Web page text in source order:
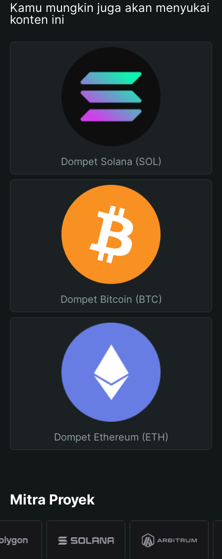
Kamu mungkin juga akan menyukai
konten ini
Dompet Solana (SOL)
Dompet Bitcoin (BTC)
Dompet Ethereum (ETH)
Mitra Proyek